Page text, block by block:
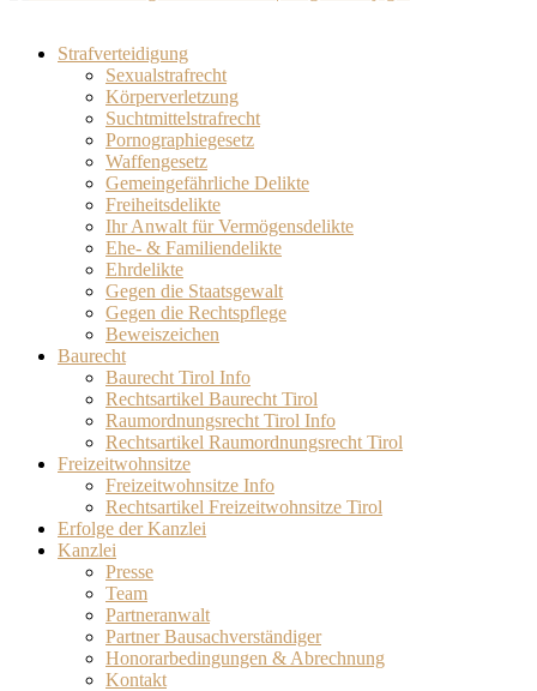
Strafverteidigung
Sexualstrafrecht
Körperverletzung
Suchtmittelstrafrecht
Pornographiegesetz
Waffengesetz
Gemeingefährliche Delikte
Freiheitsdelikte
Ihr Anwalt für Vermögensdelikte
Ehe- & Familiendelikte
Ehrdelikte
Gegen die Staatsgewalt
Gegen die Rechtspflege
Beweiszeichen
Baurecht
Baurecht Tirol Info
Rechtsartikel Baurecht Tirol
Raumordnungsrecht Tirol Info
Rechtsartikel Raumordnungsrecht Tirol
Freizeitwohnsitze
Freizeitwohnsitze Info
Rechtsartikel Freizeitwohnsitze Tirol
Erfolge der Kanzlei
Kanzlei
Presse
Team
Partneranwalt​
Partner Bausachverständiger
Honorarbedingungen & Abrechnung
Kontakt